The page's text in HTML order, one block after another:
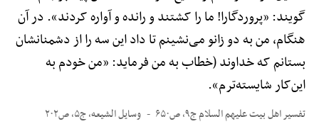
گویند: «پروردگارا! ما را کشتند و رانده و آواره کردند». در آن
هنگام، من به دو زانو می‌نشینم تا داد این سه را از دشمنانشان
بستانم که خداوند (خطاب به من فرماید: «من خودم به
این‌کار شایسته‌ترم».
تفسیر اهل بیت علیهم السلام ج۹، ص۶۵۰ وسایل الشیعه، ج۵، ص۲۰۲